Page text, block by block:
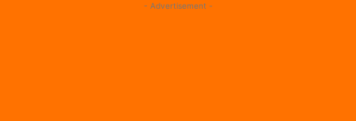
- Advertisement -